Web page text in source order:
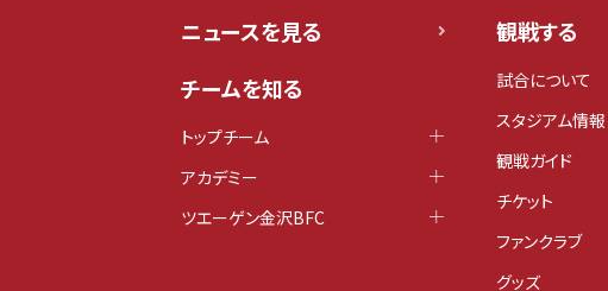
ニュースを見る
チームを知る
トップチーム
アカデミー
ツエーゲン金沢BFC
観戦する
試合について
スタジアム情報
観戦ガイド
チケット
ファンクラブ
グッズ